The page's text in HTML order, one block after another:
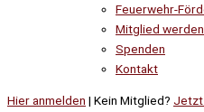
Feuerwehr-
Mitglied werden
Spenden
Kontakt
Hier anmelden | Kein Mitglied? Jetzt